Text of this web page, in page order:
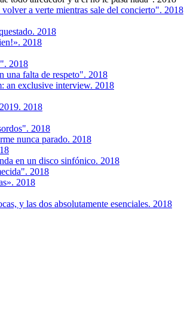
a verte mientras sale del concierto". 2018
2018
2018
2018
una falta de respeto". 2018
an exclusive interview. 2018
2018
2018
nunca parado. 2018
en un disco sinfónico. 2018
2018
2018
y las dos absolutamente esenciales. 2018